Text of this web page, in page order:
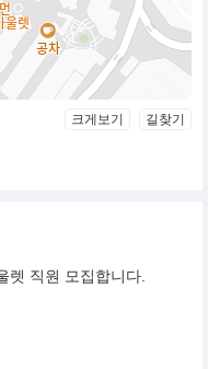
크게보기 길찾기
렛 직원 모집합니다.